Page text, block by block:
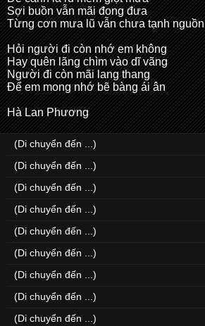
Sợi buồn vẫn mãi đong đưa
Từng cơn mưa lũ vẫn chưa tạnh nguồn
Hỏi người đi còn nhớ em không
Hay quên lãng chìm vào dĩ vãng
Người đi còn mãi lang thang
Để em mong nhớ bẽ bàng ái ân
Hà Lan Phương